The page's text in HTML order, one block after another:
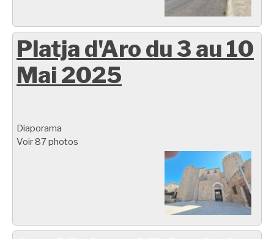
Platja d'Aro du 3 au 10
Mai 2025
Diaporama
Voir 87 photos